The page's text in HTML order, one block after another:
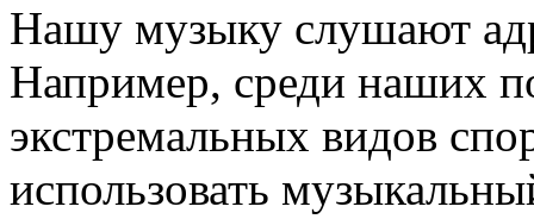
Нашу музыку слушают
Например, среди наших
экстремальных видов
использовать